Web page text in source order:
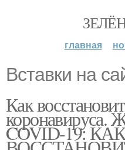
главная
Вставки на
Как
COVID-19: КАК